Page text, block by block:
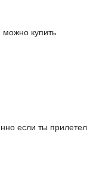
можно купить
если ты прилетел